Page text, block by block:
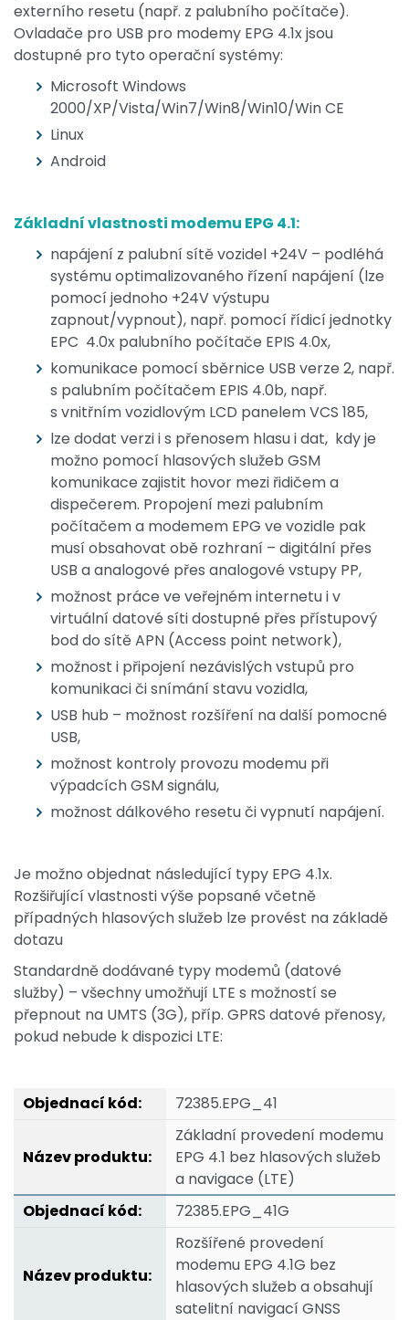
externího resetu (např. z palubního počítače).
Ovladače pro USB pro modemy EPG 4.1x jsou
dostupné pro tyto operační systémy:
Microsoft Windows
2000/XP/Vista/Win7/Win8/Win10/Win CE
Linux
Android
Základní vlastnosti modemu EPG 4.1:
napájení z palubní sítě vozidel +24V – podléhá
systému optimalizovaného řízení napájení (lze
pomocí jednoho +24V výstupu
zapnout/vypnout), např. pomocí řídicí jednotky
EPC 4.0x palubního počítače EPIS 4.0x,
komunikace pomocí sběrnice USB verze 2, např.
s palubním počítačem EPIS 4.0b, např.
s vnitřním vozidlovým LCD panelem VCS 185,
lze dodat verzi i s přenosem hlasu i dat, kdy je
možno pomocí hlasových služeb GSM
komunikace zajistit hovor mezi řidičem a
dispečerem. Propojení mezi palubním
počítačem a modemem EPG ve vozidle pak
musí obsahovat obě rozhraní – digitální přes
USB a analogové přes analogové vstupy PP,
možnost práce ve veřejném internetu i v
virtuální datové síti dostupné přes přístupový
bod do sítě APN (Access point network),
možnost i připojení nezávislých vstupů pro
komunikaci či snímání stavu vozidla,
USB hub – možnost rozšíření na další pomocné
USB,
možnost kontroly provozu modemu při
výpadcích GSM signálu,
možnost dálkového resetu či vypnutí napájení.
Je možno objednat následující typy EPG 4.1x.
Rozšiřující vlastnosti výše popsané včetně
případných hlasových služeb lze provést na základě
dotazu
Standardně dodávané typy modemů (datové
služby) – všechny umožňují LTE s možností se
přepnout na UMTS (3G), příp. GPRS datové přenosy,
pokud nebude k dispozici LTE:
72385.EPG_41
Základní provedení modemu
EPG 4.1 bez hlasových služeb
a navigace (LTE)
72385.EPG_41G
Rozšířené provedení
modemu EPG 4.1G bez
hlasových služeb a obsahují
satelitní navigací GNSS